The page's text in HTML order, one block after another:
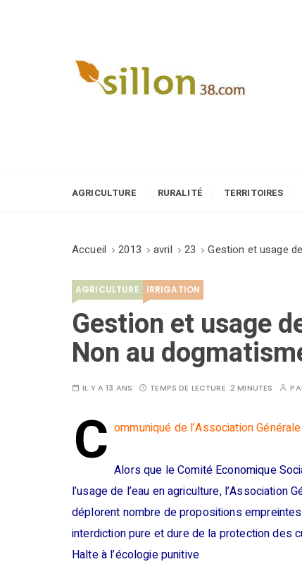
AGRICULTURE RURALITÉ TERRITOIRES
Accueil 2013 avril 23 Gestion et usage
AGRICULTURE IRRIGATION
Gestion et usage
Non au
IL Y A 13 ANS TEMPS DE LECTURE :2 MINUTES
C ommuniqué de l’Association
Alors que le Comité Economique
l’usage de l’eau en agriculture,
déplorent nombre de propositions
interdiction pure et dure de la protection des
Halte à l’écologie punitive